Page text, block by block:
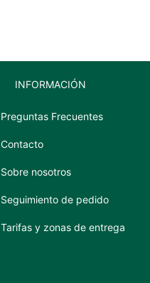
INFORMACIÓN
Preguntas Frecuentes
Contacto
Sobre nosotros
Seguimiento de pedido
Tarifas y zonas de entrega